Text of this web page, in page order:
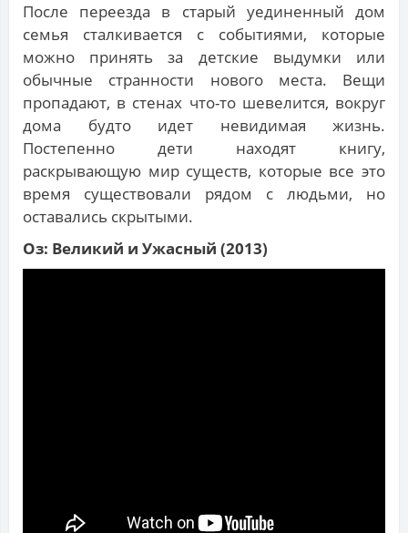
После переезда в старый уединенный дом
семья сталкивается с событиями, которые
можно принять за детские выдумки или
обычные странности нового места. Вещи
пропадают, в стенах что-то шевелится, вокруг
дома будто идет невидимая жизнь.
Постепенно дети находят книгу,
раскрывающую мир существ, которые все это
время существовали рядом с людьми, но
оставались скрытыми.
Оз: Великий и Ужасный (2013)